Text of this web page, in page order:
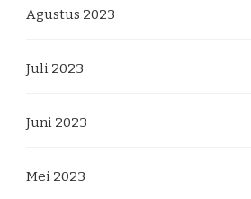
Agustus 2023
Juli 2023
Juni 2023
Mei 2023